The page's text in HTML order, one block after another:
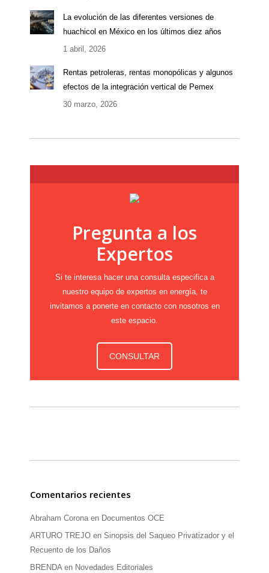
La evolución de las diferentes versiones de
huachicol en México en los últimos diez años
1 abril, 2026
Rentas petroleras, rentas monopólicas y algunos
efectos de la integración vertical de Pemex
30 marzo, 2026
Pregunta a los
Expertos
Si te interesa hacer una consulta especifica a
nuestro equipo de expertos en energía, te
invitamos a ponerte en contacto con nosotros en
este espacio.
CONSULTAR
Comentarios recientes
Abraham Coronaen Documentos OCE
ARTURO TREJO en Sinopsis del Saqueo Privatizador y el
Recuento de los Daños
BRENDAen Novedades Editoriales